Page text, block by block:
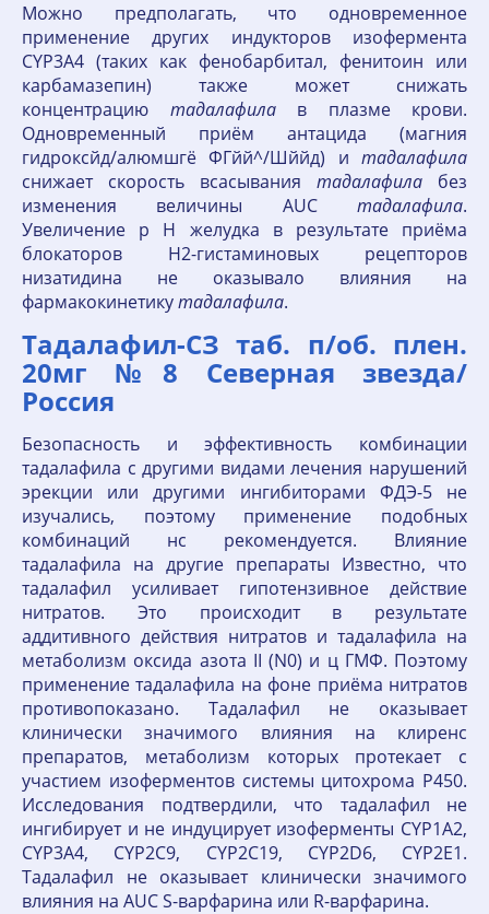
Можно предполагать, что одновременное
применение других индукторов изофермента
CYP3A4 (таких как фенобарбитал, фенитоин или
карбамазепин) также может снижать
концентрацию тадалафилав плазме крови.
Одновременный приём антацида (магния
гидроксйд/алюмшгё ФГйй^/Шййд) и тадалафила
снижает скорость всасывания тадалафила без
изменения величины AUC тадалафила.
Увеличение p H желудка в результате приёма
блокаторов Н2-гистаминовых рецепторов
низатидина не оказывало влияния на
фармакокинетикутадалафила.
Тадалафил-СЗ таб. п/об. плен.
20мг №8 Северная звезда/
Россия
Безопасность и эффективность комбинации
тадалафила с другими видами лечения нарушений
эрекции или другими ингибиторами ФДЭ-5 не
изучались, поэтому применение подобных
комбинаций нс рекомендуется. Влияние
тадалафила на другие препараты Известно, что
тадалафил усиливает гипотензивное действие
нитратов. Это происходит в результате
аддитивного действия нитратов и тадалафила на
метаболизм оксида азота II (N0) и ц ГМФ. Поэтому
применение тадалафила на фоне приёма нитратов
противопоказано. Тадалафил не оказывает
клинически значимого влияния на клиренс
препаратов, метаболизм которых протекает с
участием изоферментов системы цитохрома Р450.
Исследования подтвердили, что тадалафил не
ингибирует и не индуцирует изоферменты CYP1A2,
CYP3A4, CYP2C9, CYP2C19, CYP2D6, CYP2E1.
Тадалафил не оказывает клинически значимого
влияния на AUC S-варфарина или R-варфарина.